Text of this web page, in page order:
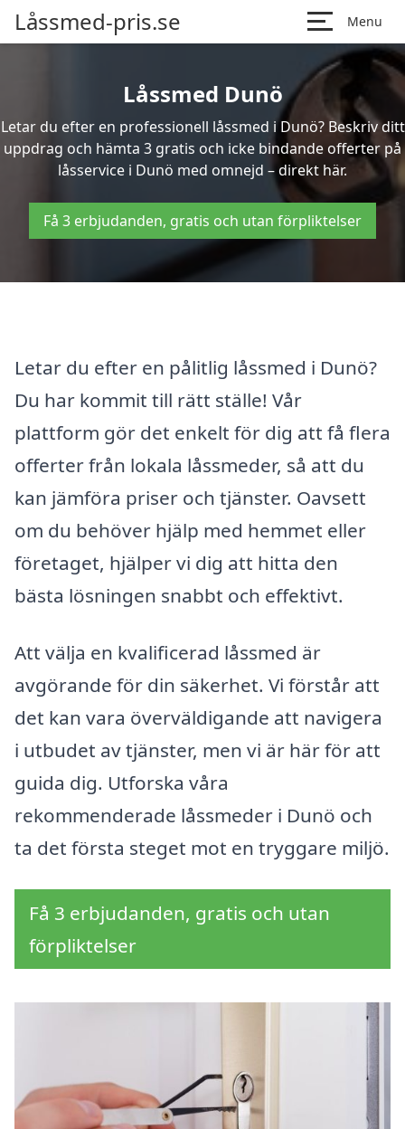
Låssmed-pris.se Menu
Låssmed Dunö
Letar du efter en professionell låssmed i Dunö? Beskriv ditt
uppdrag och hämta 3 gratis och icke bindande offerter på
låsservice i Dunö med omnejd – direkt här.
Få 3 erbjudanden, gratis och utan förpliktelser
Letar du efter en pålitlig låssmed i Dunö?
Du har kommit till rätt ställe! Vår
plattform gör det enkelt för dig att få flera
offerter från lokala låssmeder, så att du
kan jämföra priser och tjänster. Oavsett
om du behöver hjälp med hemmet eller
företaget, hjälper vi dig att hitta den
bästa lösningen snabbt och effektivt.
Att välja en kvalificerad låssmed är
avgörande för din säkerhet. Vi förstår att
det kan vara överväldigande att navigera
i utbudet av tjänster, men vi är här för att
guida dig. Utforska våra
rekommenderade låssmeder i Dunö och
ta det första steget mot en tryggare miljö.
Få 3 erbjudanden, gratis och utan
förpliktelser